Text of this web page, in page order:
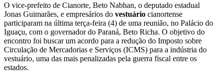
O vice-prefeito de Cianorte, Beto Nabhan, o deputado estadual
Jonas Guimarães, e empresários do vestuário cianortense
participaram na última terça-feira (4) de uma reunião, no Palácio do
Iguaçu, com o governador do Paraná, Beto Richa. O objetivo do
encontro foi buscar um acordo para a redução do Imposto sobre
Circulação de Mercadorias e Serviços (ICMS) para a indústria do
vestuário, uma das mais penalizadas pela guerra fiscal entre os
estados.